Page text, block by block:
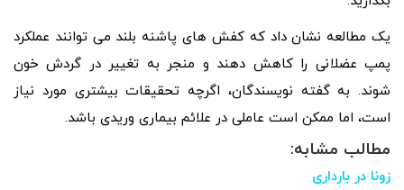
یک مطالعه نشان داد که کفش های پاشنه بلند می توانند عملکرد
پمپ عضلانی را کاهش دهند و منجر به تغییر در گردش خون
شوند. به گفته نویسندگان، اگرچه تحقیقات بیشتری مورد نیاز
است، اما ممکن است عاملی در علائم بیماری وریدی باشد.
مطالب مشابه:
زونا در بارداری